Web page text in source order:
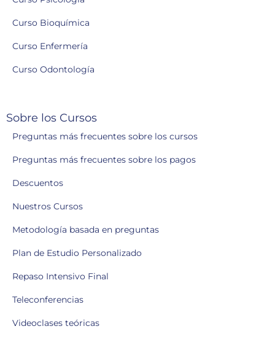
Curso Bioquímica
Curso Enfermería
Curso Odontología
Sobre los Cursos
Preguntas más frecuentes sobre los cursos
Preguntas más frecuentes sobre los pagos
Descuentos
Nuestros Cursos
Metodología basada en preguntas
Plan de Estudio Personalizado
Repaso Intensivo Final
Teleconferencias
Videoclases teóricas